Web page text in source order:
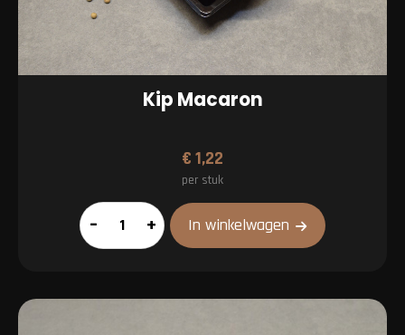
Kip Macaron
€1,22
per stuk
Kip
Macaron
– + In winkelwagen